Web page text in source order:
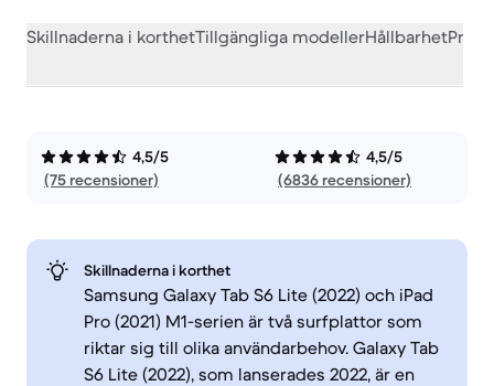
Skillnaderna i korthetTillgängliga modellerHållbarhet
4,5/5
(75 recensioner)
4,5/5
(6836 recensioner)
Skillnaderna i korthet
Samsung Galaxy Tab S6 Lite (2022) och iPad
Pro (2021) M1-serien är två surfplattor som
riktar sig till olika användarbehov. Galaxy Tab
S6 Lite (2022), som lanserades 2022, är en